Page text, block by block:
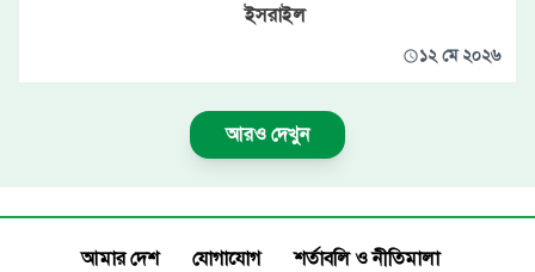
ইসরাইল
১২ মে ২০২৬
আরও দেখুন
আমার দেশ যোগাযোগ
শর্তাবলি ও নীতিমালা